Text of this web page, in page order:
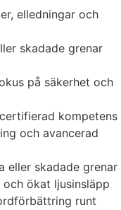
elledningar och
skadade grenar
på säkerhet och
kompetens
och avancerad
eller skadade grenar
ökat ljusinsläpp
runt